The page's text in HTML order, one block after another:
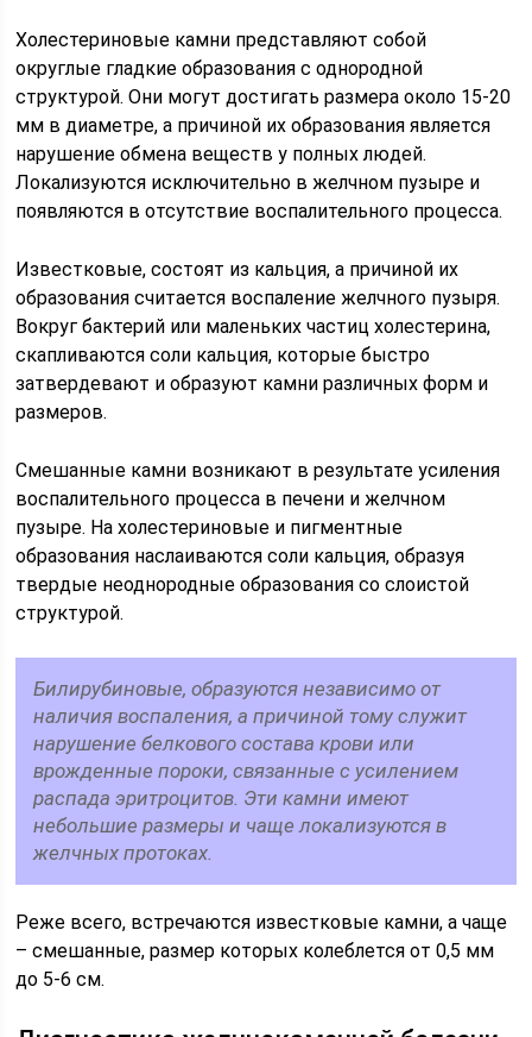
Холестериновые камни представляют собой
округлые гладкие образования с однородной
структурой. Они могут достигать размера около 15-20
мм в диаметре, а причиной их образования является
нарушение обмена веществ у полных людей.
Локализуются исключительно в желчном пузыре и
появляются в отсутствие воспалительного процесса.
Известковые, состоят из кальция, а причиной их
образования считается воспаление желчного пузыря.
Вокруг бактерий или маленьких частиц холестерина,
скапливаются соли кальция, которые быстро
затвердевают и образуют камни различных форм и
размеров.
Смешанные камни возникают в результате усиления
воспалительного процесса в печени и желчном
пузыре. На холестериновые и пигментные
образования наслаиваются соли кальция, образуя
твердые неоднородные образования со слоистой
структурой.
Билирубиновые, образуются независимо от
наличия воспаления, а причиной тому служит
нарушение белкового состава крови или
врожденные пороки, связанные с усилением
распада эритроцитов. Эти камни имеют
небольшие размеры и чаще локализуются в
желчных протоках.
Реже всего, встречаются известковые камни, а чаще
– смешанные, размер которых колеблется от 0,5 мм
до 5-6 см.